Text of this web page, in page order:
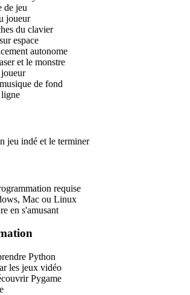
de jeu
joueur
du clavier
espace
autonome
et le monstre
de fond
jeu indé et le terminer
requise
Mac ou Linux
en s'amusant
Python
les jeux vidéo
Pygame